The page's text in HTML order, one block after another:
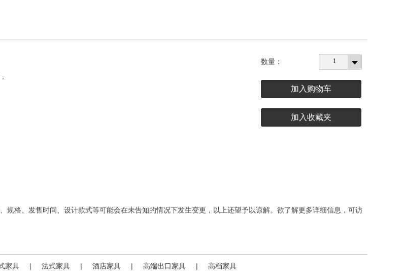
数量： 1
加入购物车
加入收藏夹
规格、发售时间、设计款式等可能会在未告知的情况下发生变更，以上还望予以谅解。欲了解更多详细信息，可访
家具 | 法式家具 | 酒店家具 | 高端出口家具 | 高档家具